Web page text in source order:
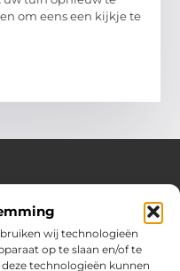
wij technologieën
op te slaan en/of te
technologieën kunnen
om eens een kijkje te
tips
blogs en artikelen
inzichten om